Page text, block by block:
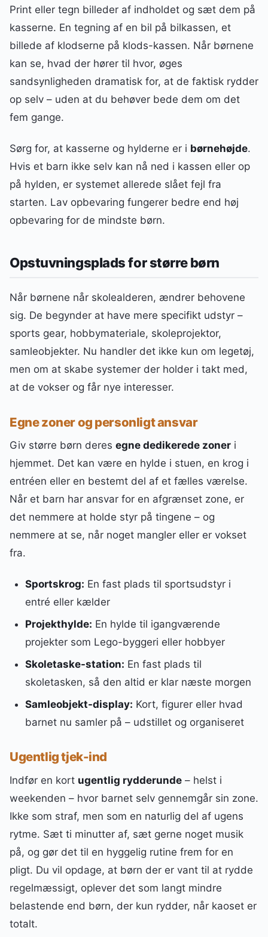
Print eller tegn billeder af indholdet og sæt dem på
kasserne. En tegning af en bil på bilkassen, et
billede af klodserne på klods-kassen. Når børnene
kan se, hvad der hører til hvor, øges
sandsynligheden dramatisk for, at de faktisk rydder
op selv – uden at du behøver bede dem om det
fem gange.
Sørg for, at kasserne og hylderne er i børnehøjde.
Hvis et barn ikke selv kan nå ned i kassen eller op
på hylden, er systemet allerede slået fejl fra
starten. Lav opbevaring fungerer bedre end høj
opbevaring for de mindste børn.
Opstuvningsplads for større børn
Når børnene når skolealderen, ændrer behovene
sig. De begynder at have mere specifikt udstyr –
sports gear, hobbymateriale, skoleprojektor,
samleobjekter. Nu handler det ikke kun om legetøj,
men om at skabe systemer der holder i takt med,
at de vokser og får nye interesser.
Egne zoner og personligt ansvar
Giv større børn deres egne dedikerede zoner i
hjemmet. Det kan være en hylde i stuen, en krog i
entréen eller en bestemt del af et fælles værelse.
Når et barn har ansvar for en afgrænset zone, er
det nemmere at holde styr på tingene – og
nemmere at se, når noget mangler eller er vokset
fra.
Sportskrog: En fast plads til sportsudstyr i
entré eller kælder
Projekthylde: En hylde til igangværende
projekter som Lego-byggeri eller hobbyer
Skoletaske-station: En fast plads til
skoletasken, så den altid er klar næste morgen
Samleobjekt-display: Kort, figurer eller hvad
barnet nu samler på – udstillet og organiseret
Ugentlig tjek-ind
Indfør en kort ugentlig rydderunde – helst i
weekenden – hvor barnet selv gennemgår sin zone.
Ikke som straf, men som en naturlig del af ugens
rytme. Sæt ti minutter af, sæt gerne noget musik
på, og gør det til en hyggelig rutine frem for en
pligt. Du vil opdage, at børn der er vant til at rydde
regelmæssigt, oplever det som langt mindre
belastende end børn, der kun rydder, når kaoset er
totalt.